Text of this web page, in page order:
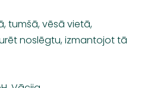
tumšā, vēsā vietā,
noslēgtu, izmantojot tā